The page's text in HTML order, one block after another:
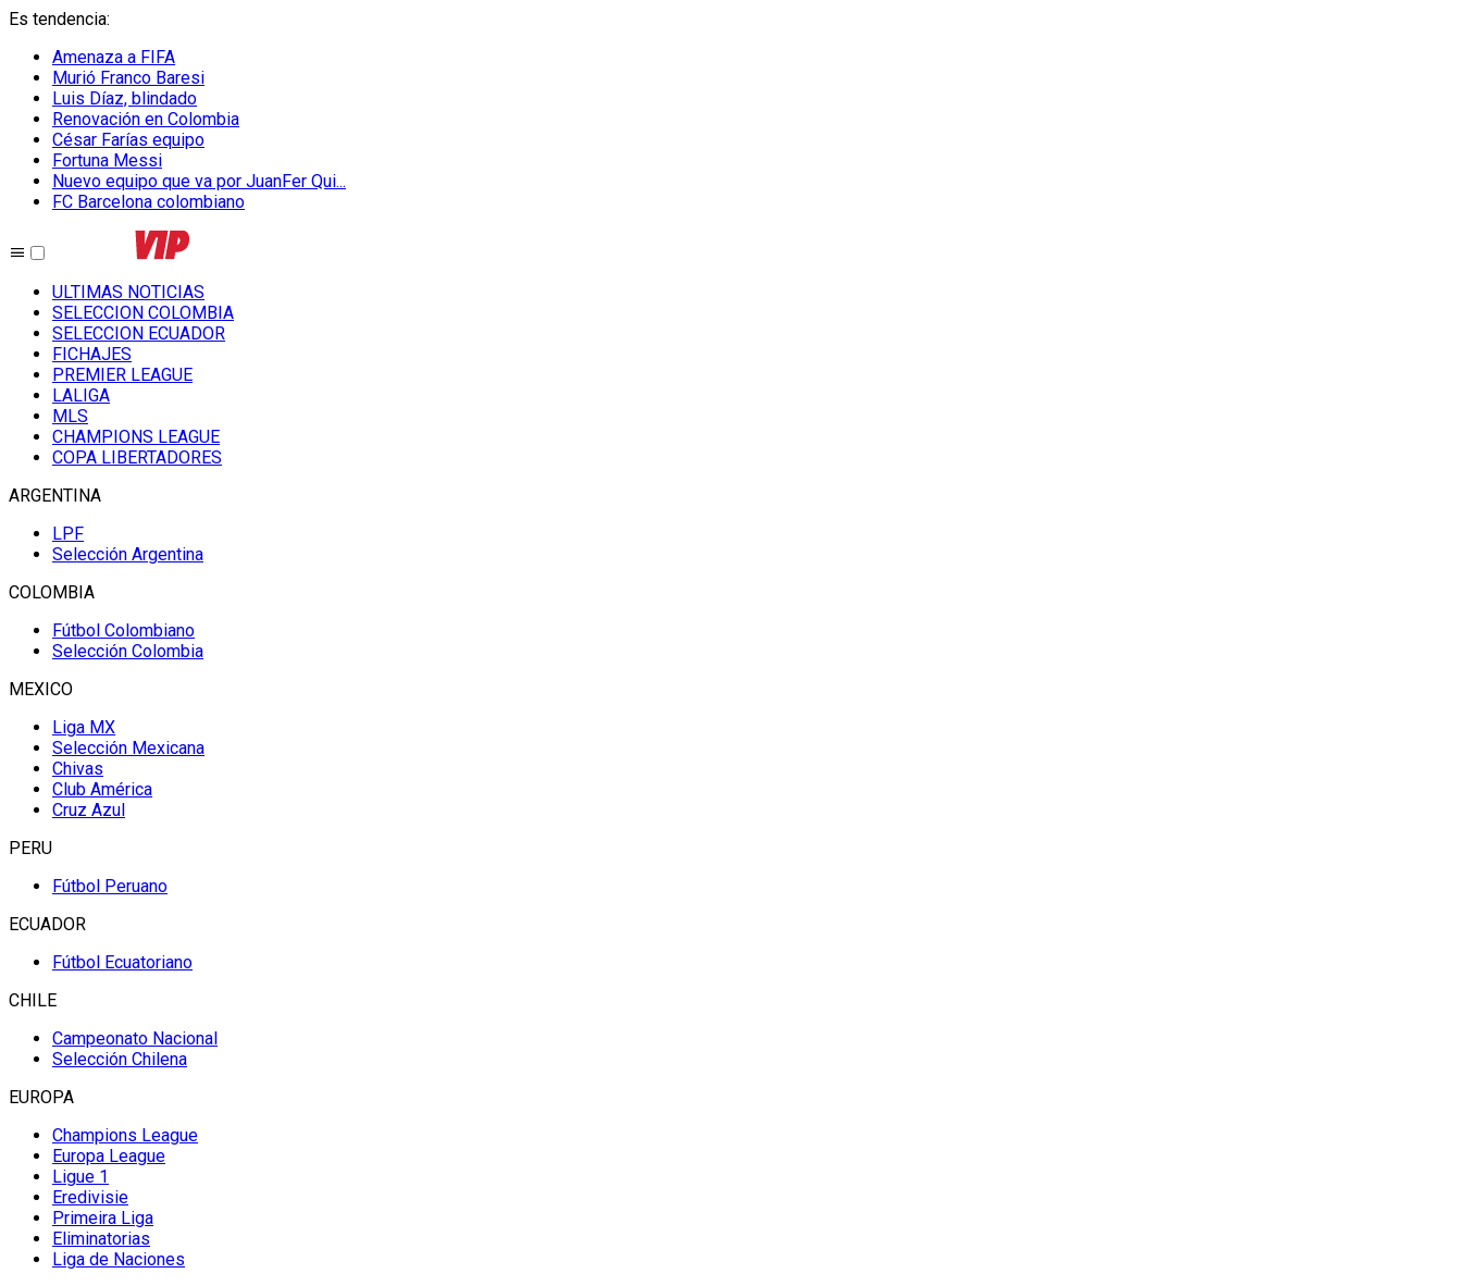
Es tendencia:
Amenaza a FIFA
Murió Franco Baresi
Luis Díaz, blindado
Renovación en Colombia
César Farías equipo
Fortuna Messi
Nuevo equipo que va por JuanFer Qui...
FC Barcelona colombiano
ULTIMAS NOTICIAS
SELECCION COLOMBIA
SELECCION ECUADOR
FICHAJES
PREMIER LEAGUE
LALIGA
MLS
CHAMPIONS LEAGUE
COPA LIBERTADORES
ARGENTINA
LPF
Selección Argentina
COLOMBIA
Fútbol Colombiano
Selección Colombia
MEXICO
Liga MX
Selección Mexicana
Chivas
Club América
Cruz Azul
PERU
Fútbol Peruano
ECUADOR
Fútbol Ecuatoriano
CHILE
Campeonato Nacional
Selección Chilena
EUROPA
Champions League
Europa League
Ligue 1
Eredivisie
Primeira Liga
Eliminatorias
Liga de Naciones